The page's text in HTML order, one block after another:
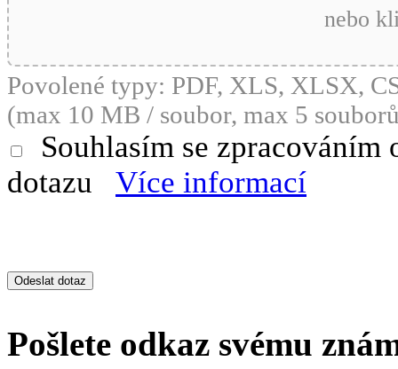
nebo
Povolené typy: PDF, XLS, XLSX,
(max 10 MB / soubor, max 5
Souhlasím se
dotazu
Více informací
Pošlete odkaz svému